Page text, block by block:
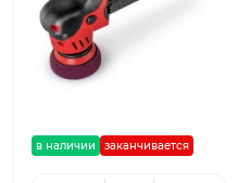
в наличии заканчивается